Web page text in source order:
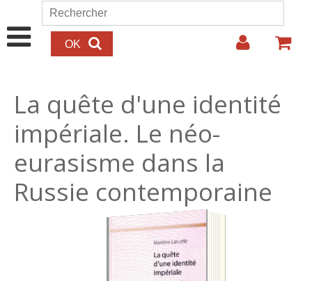
Aller au contenu principal
Formulaire de recherche
Rechercher
La quête d'une identité
impériale. Le néo-
eurasisme dans la
Russie contemporaine
27.00€